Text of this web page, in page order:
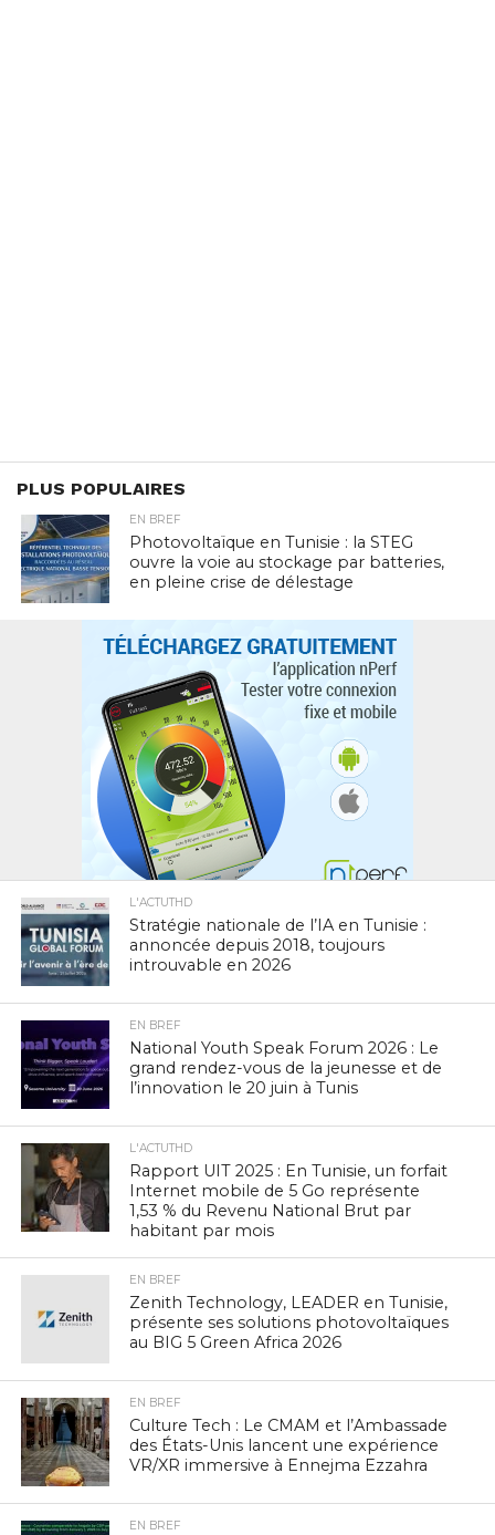
PLUS POPULAIRES
EN BREF
Photovoltaïque en Tunisie : la STEG
ouvre la voie au stockage par batteries,
en pleine crise de délestage
L'ACTUTHD
Stratégie nationale de l’IA en Tunisie :
annoncée depuis 2018, toujours
introuvable en 2026
EN BREF
National Youth Speak Forum 2026 : Le
grand rendez-vous de la jeunesse et de
l’innovation le 20 juin à Tunis
L'ACTUTHD
Rapport UIT 2025 : En Tunisie, un forfait
Internet mobile de 5 Go représente
1,53 % du Revenu National Brut par
habitant par mois
EN BREF
Zenith Technology, LEADER en Tunisie,
présente ses solutions photovoltaïques
au BIG 5 Green Africa 2026
EN BREF
Culture Tech : Le CMAM et l’Ambassade
des États-Unis lancent une expérience
VR/XR immersive à Ennejma Ezzahra
EN BREF